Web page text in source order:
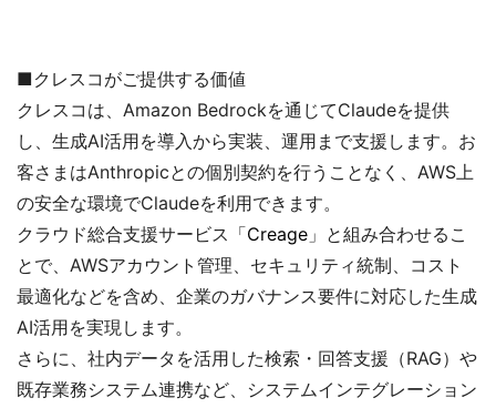
■クレスコがご提供する価値
クレスコは、Amazon Bedrockを通じてClaudeを提供
し、生成AI活用を導入から実装、運用まで支援します。お
客さまはAnthropicとの個別契約を行うことなく、AWS上
の安全な環境でClaudeを利用できます。
クラウド総合支援サービス「Creage 」と組み合わせるこ
とで、AWSアカウント管理、セキュリティ統制、コスト
最適化などを含め、企業のガバナンス要件に対応した生成
AI活用を実現します。
さらに、社内データを活用した検索・回答支援（RAG）や
既存業務システム連携など、システムインテグレーション